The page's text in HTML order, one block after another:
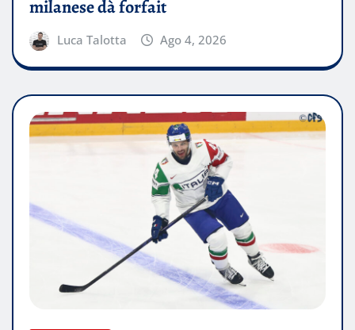
milanese dà forfait
Luca Talotta Ago 4, 2026